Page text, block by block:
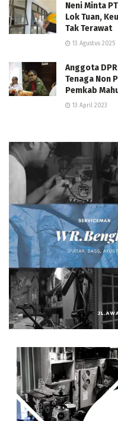
Neni Minta
Lok Tuan,
Tak Terawat
13 Agustus 2025
Anggota
Tenaga Non
Pemkab
13 April 2023